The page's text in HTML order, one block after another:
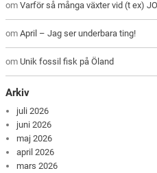
omVarför så många växter vid (t ex)
omApril – Jag ser underbara ting!
om Unik fossil fisk på Öland
Arkiv
juli 2026
juni 2026
maj 2026
april 2026
mars 2026